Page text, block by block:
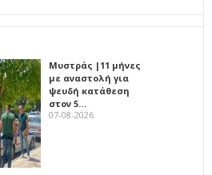
Μυστράς |11 μήνες
με αναστολή για
ψευδή κατάθεση
στον 5…
07-08-2026